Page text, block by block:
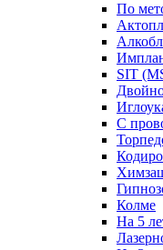
По
SIT
С
Колме
На 5